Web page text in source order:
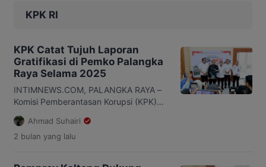
KPK RI
KPK Catat Tujuh Laporan
Gratifikasi di Pemko Palangka
Raya Selama 2025
INTIMNEWS.COM, PALANGKA RAYA –
Komisi Pemberantasan Korupsi (KPK)
mencatat ada tujuh laporan gratifikasi
di lingkungan Pemerintah Kota
Palangka Raya selama 2025. Hal itu
Ahmad Suhairi
2 bulan yang lalu